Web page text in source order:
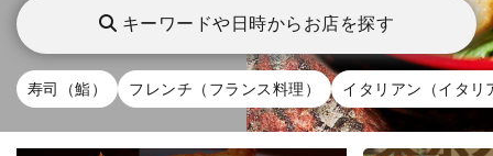
キーワードや日時からお店を探す
寿司（鮨） フレンチ（フランス料理） イタリアン（イタリ